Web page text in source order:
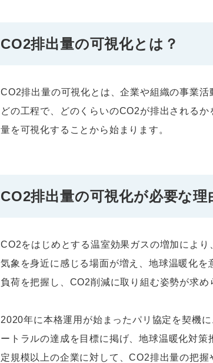
CO2排出量の可視化とは？
CO2排出量の可視化とは、企業や組織の事業
どの工程で、どのくらいのCO2が排出される
量を可視化することから始まります。
CO2排出量の可視化が必要な理
CO2をはじめとする温室効果ガスの増加によ
気象を身近に感じる場面が増え、地球温暖化
負荷を把握し、CO2削減に取り組む姿勢が求め
2020年に本格運用が始まったパリ協定を契機
ートラルの達成を目標に掲げ、地球温暖化対
定規模以上の企業に対して、CO2排出量の把